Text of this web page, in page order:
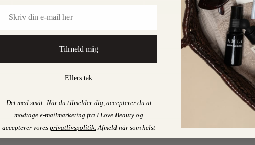
L'ORÉAL PARIS
CHARLOTTE TORPEGAARD
Tilmeld mig
Ellers tak
Det med småt: Når du tilmelder dig, accepterer du at
modtage e-mailmarketing fra I Love Beauty og
accepterer vores privatlivspolitik Afmeld når som helst